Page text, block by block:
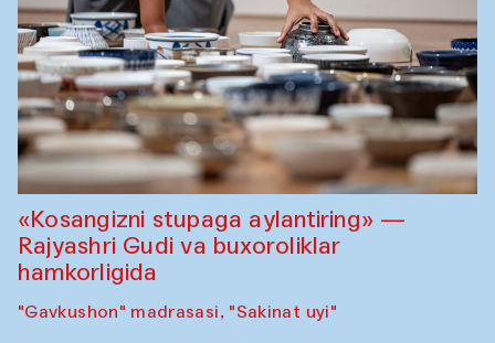
«Kosangizni stupaga aylantiring» —
Rajyashri Gudi va buxoroliklar
hamkorligida
"Gavkushon" madrasasi, "Sakinat uyi"